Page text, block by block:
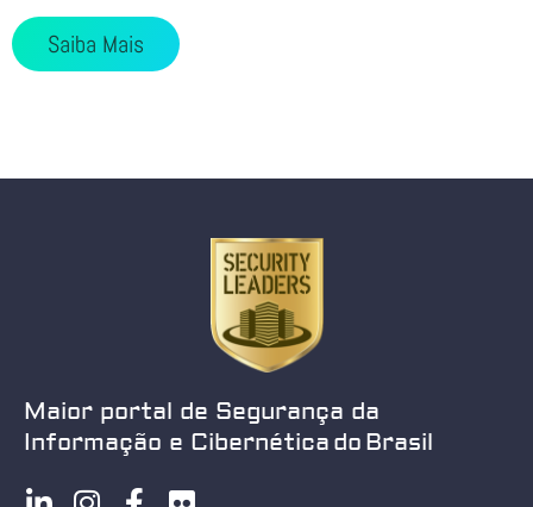
Saiba Mais
Maior portal de Segurança da
Informação e Cibernética do Brasil